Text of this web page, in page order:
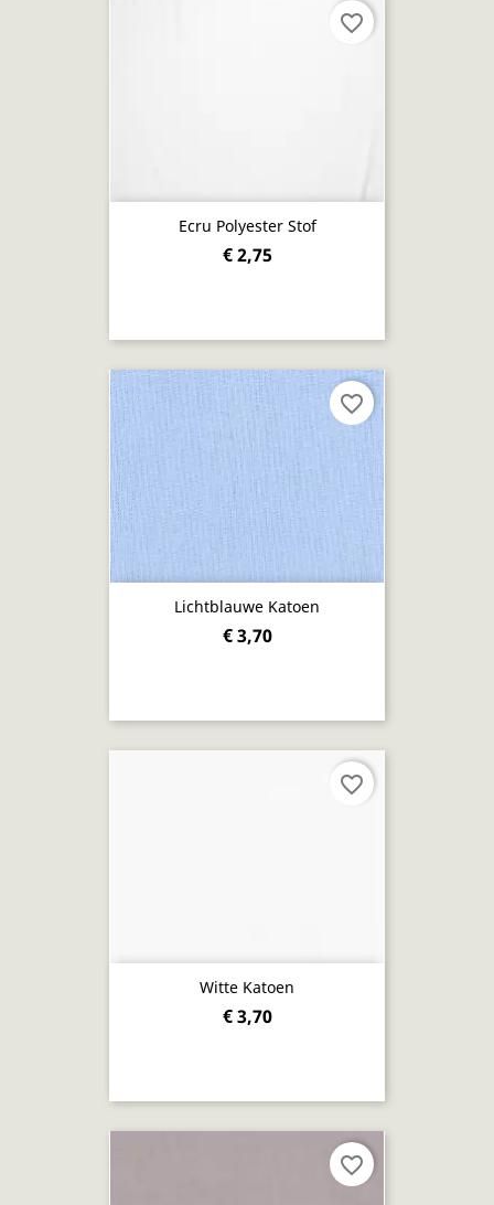
Ecru Polyester Stof
€ 2,75
favorite_border
Lichtblauwe Katoen
€ 3,70
favorite_border
Witte Katoen
€ 3,70
favorite_border
favorite_border